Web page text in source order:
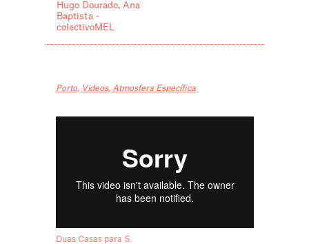
Hugo Dourado, Ana
Baptista -
colectivoMEL
Porto, Videos, Atmosfera Específica
Duas Casas para S.